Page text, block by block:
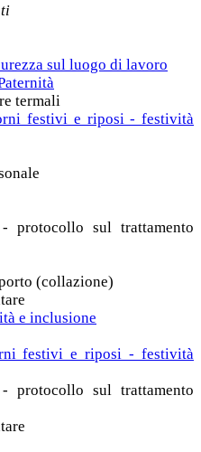
sul luogo di lavoro
termali
festivi e riposi - festività
protocollo sul trattamento
(collazione)
e inclusione
festivi e riposi - festività
protocollo sul trattamento